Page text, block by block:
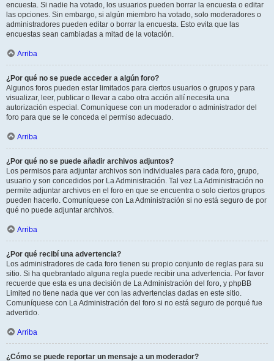
encuesta. Si nadie ha votado, los usuarios pueden borrar la encuesta o editar
las opciones. Sin embargo, si algún miembro ha votado, solo moderadores o
administradores pueden editar o borrar la encuesta. Esto evita que las
encuestas sean cambiadas a mitad de la votación.
Arriba
¿Por qué no se puede acceder a algún foro?
Algunos foros pueden estar limitados para ciertos usuarios o grupos y para
visualizar, leer, publicar o llevar a cabo otra acción allí necesita una
autorización especial. Comuníquese con un moderador o administrador del
foro para que se le conceda el permiso adecuado.
Arriba
¿Por qué no se puede añadir archivos adjuntos?
Los permisos para adjuntar archivos son individuales para cada foro, grupo,
usuario y son concedidos por La Administración. Tal vez La Administración no
permite adjuntar archivos en el foro en que se encuentra o solo ciertos grupos
pueden hacerlo. Comuníquese con La Administración si no está seguro de por
qué no puede adjuntar archivos.
Arriba
¿Por qué recibí una advertencia?
Los administradores de cada foro tienen su propio conjunto de reglas para su
sitio. Si ha quebrantado alguna regla puede recibir una advertencia. Por favor
recuerde que esta es una decisión de La Administración del foro, y phpBB
Limited no tiene nada que ver con las advertencias dadas en este sitio.
Comuníquese con La Administración del foro si no está seguro de porqué fue
advertido.
Arriba
¿Cómo se puede reportar un mensaje a un moderador?